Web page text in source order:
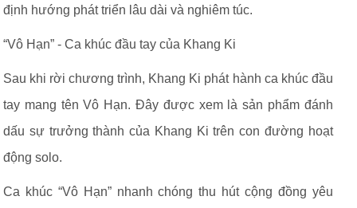
định hướng phát triển lâu dài và nghiêm túc.
“Vô Hạn” - Ca khúc đầu tay của Khang Ki
Sau khi rời chương trình, Khang Ki phát hành ca khúc đầu
tay mang tên Vô Hạn. Đây được xem là sản phẩm đánh
dấu sự trưởng thành của Khang Ki trên con đường hoạt
động solo.
Ca khúc “Vô Hạn” nhanh chóng thu hút cộng đồng yêu